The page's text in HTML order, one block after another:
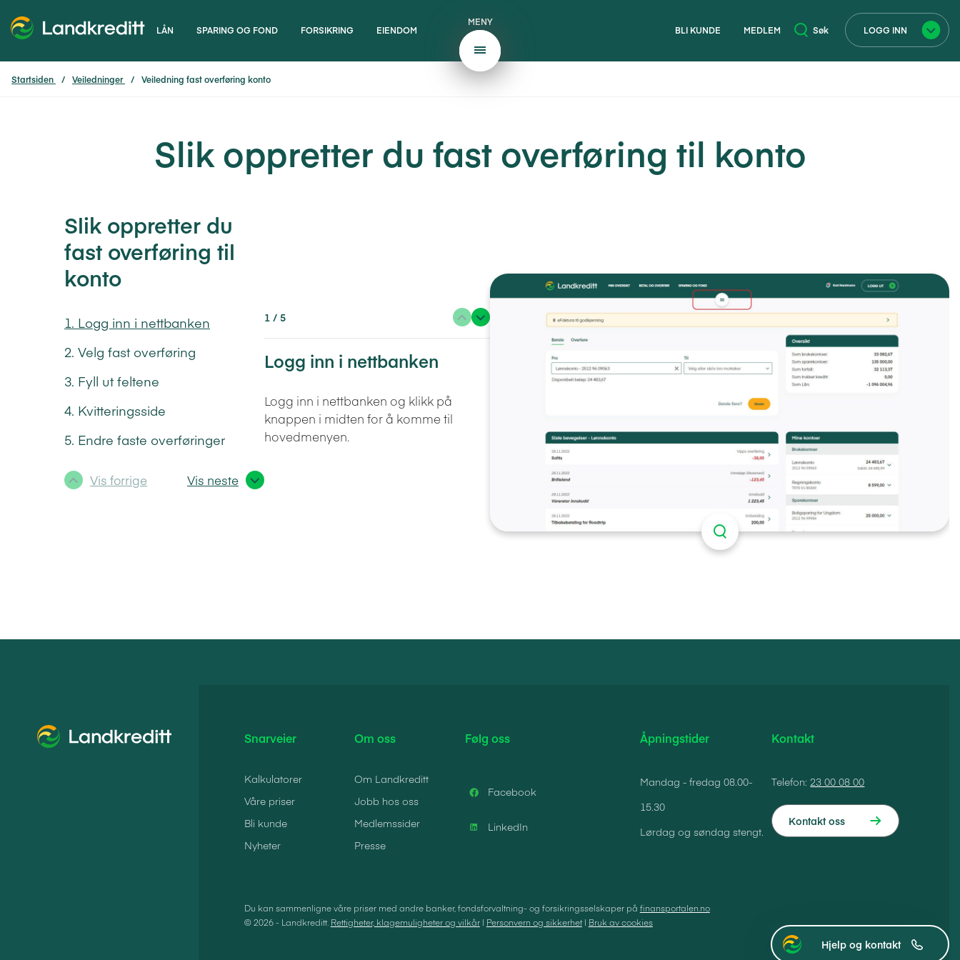
LÅN SPARING OG FOND FORSIKRING EIENDOM
MENY
BLI KUNDE MEDLEM Søk LOGG INN
Startsiden Veiledninger Veiledning fast overføring konto
Slik oppretter du fast overføring til konto
Slik oppretter du
fast overføring til
konto
Logg inn i nettbanken
Velg fast overføring
Fyll ut feltene
Kvitteringsside
Endre faste overføringer
Vis forrige Vis neste
Steg
1 / 5 Vis forrige
Vis neste
Logg inn i nettbanken
Logg inn i nettbanken og klikk på
knappen i midten for å komme til
hovedmenyen.
Hjelp og kontakt
Snarveier
Kalkulatorer
Våre priser
Bli kunde
Nyheter
Om oss
Om Landkreditt
Jobb hos oss
Medlemssider
Presse
Følg oss
Facebook
LinkedIn
Åpningstider
Mandag - fredag 08.00-
15.30
Lørdag og søndag stengt.
Kontakt
Telefon:23 00 08 00
Kontakt oss
Du kan sammenligne våre priser med andre banker, fondsforvaltning- og forsikringsselskaper på finansportalen.no
© 2026 - Landkreditt. Rettigheter, klagemuligheter og vilkår| Personvern og sikkerhet| Bruk av cookies